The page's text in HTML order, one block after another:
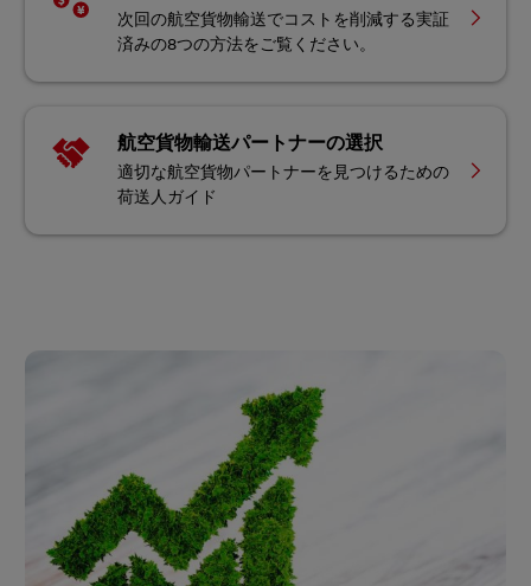
次回の航空貨物輸送でコストを削減する実証
済みの8つの方法をご覧ください。
航空貨物輸送パートナーの選択
適切な航空貨物パートナーを見つけるための
荷送人ガイド